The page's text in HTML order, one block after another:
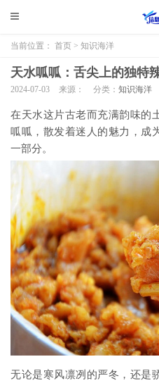
当前位置： 首页 > 知识海洋
天水呱呱：舌尖上的独特
2024-07-03 来源： 分类： 知识海洋
在天水这片古老而充满韵味
呱呱，散发着迷人的魅力，成
一部分。
无论是寒风凛冽的严冬，还是